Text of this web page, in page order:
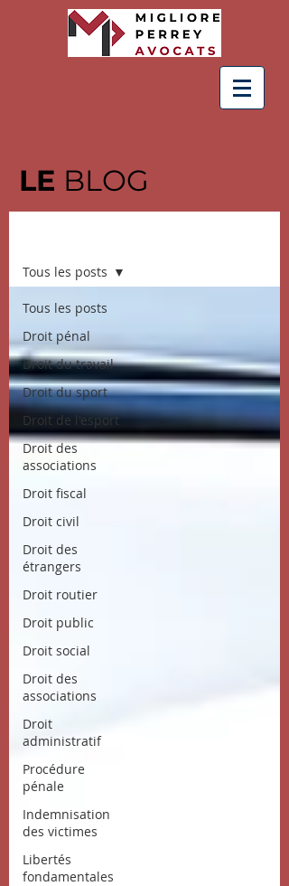
LE BLOG
Tous les posts
Droit pénal
Droit du travail
Droit du sport
Droit de l'esport
Droit des
associations
Droit fiscal
Droit civil
Droit des
étrangers
Droit routier
Droit public
Droit social
Droit des
associations
Droit
administratif
Procédure
pénale
Indemnisation
des victimes
Libertés
fondamentales
Tous les posts